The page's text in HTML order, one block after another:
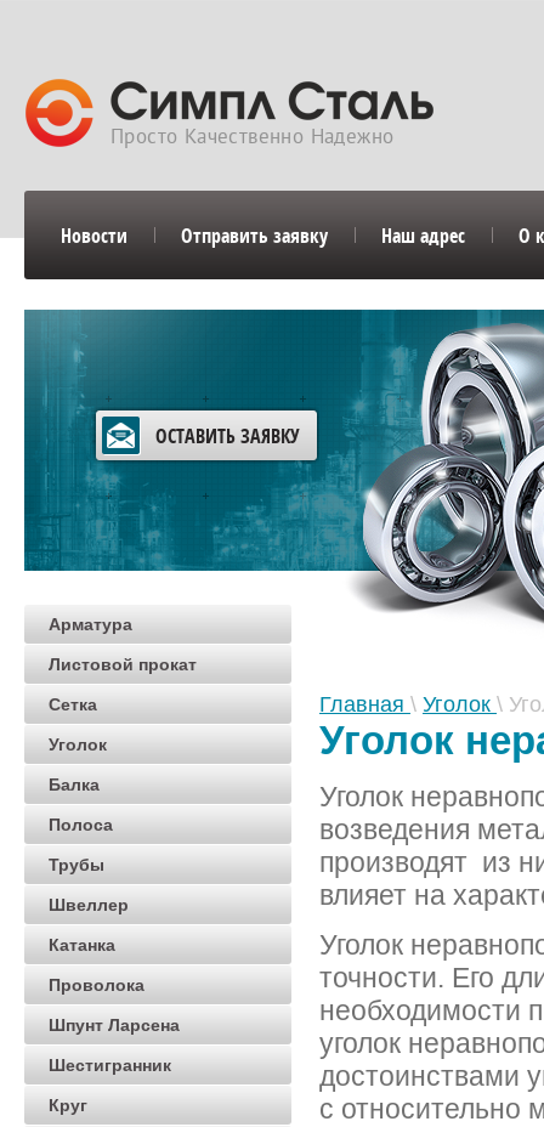
Просто Качественно Надежно
Новости Отправить заявку Наш адрес О
ОСТАВИТЬ ЗАЯВКУ
Главная \ Уголок \
Уголок
Уголок
возведения
производят из
влияет на
Уголок
точности. Его
необходимости
уголок
достоинствами
с относительно
Арматура
Листовой прокат
Сетка
Уголок
Балка
Полоса
Трубы
Швеллер
Катанка
Проволока
Шпунт Ларсена
Шестигранник
Круг